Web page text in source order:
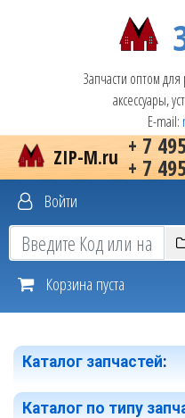
Запчасти оптом
аксессуары,
E-mail:
+ 7
+ 7
ZIP-M.ru
Войти
Корзина пуста
Каталог запчастей:
Каталог по типу